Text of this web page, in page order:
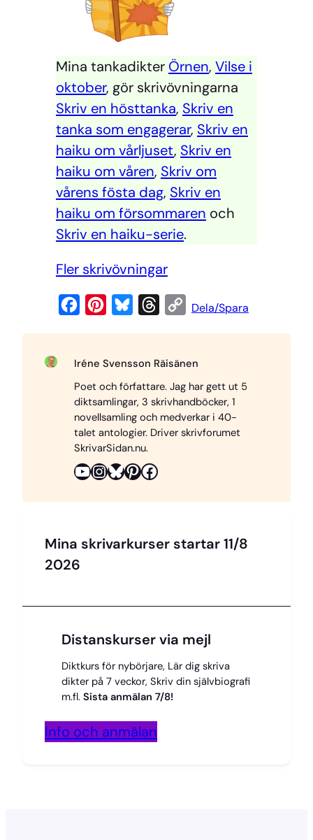
Mina tankadikter Örnen, Vilse i
oktober, gör skrivövningarna
Skriv en hösttanka, Skriv en
tanka som engagerar, Skriv en
haiku om vårljuset, Skriv en
haiku om våren, Skriv om
vårens fösta dag, Skriv en
haiku om försommaren och
Skriv en haiku-serie.
Fler skrivövningar
e
b
o
o
k
t
e
r
e
s
t
e
s
k
y
e
a
d
s
C
y
L
i
n
Dela/Spara
Iréne Svensson Räisänen
Poet och författare. Jag har gett ut 5
diktsamlingar, 3 skrivhandböcker, 1
novellsamling och medverkar i 40-
talet antologier. Driver skrivforumet
SkrivarSidan.nu.
YouTube InstagramBluesky Pinterest Facebook
Mina skrivarkurser startar 11/8
2026
Distanskurser via mejl
Diktkurs för nybörjare, Lär dig skriva
dikter på 7 veckor, Skriv din självbiografi
m.fl. Sista anmälan 7/8!
Info och anmälan